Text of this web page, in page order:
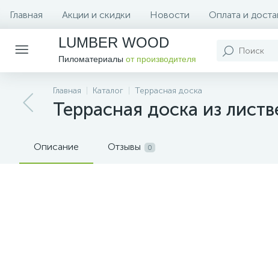
Главная Акции и скидки Новости Оплата и
LUMBER WOOD
Пиломатериалы от производителя
Главная Каталог Террасная доска
Террасная доска из
Описание Отзывы 0